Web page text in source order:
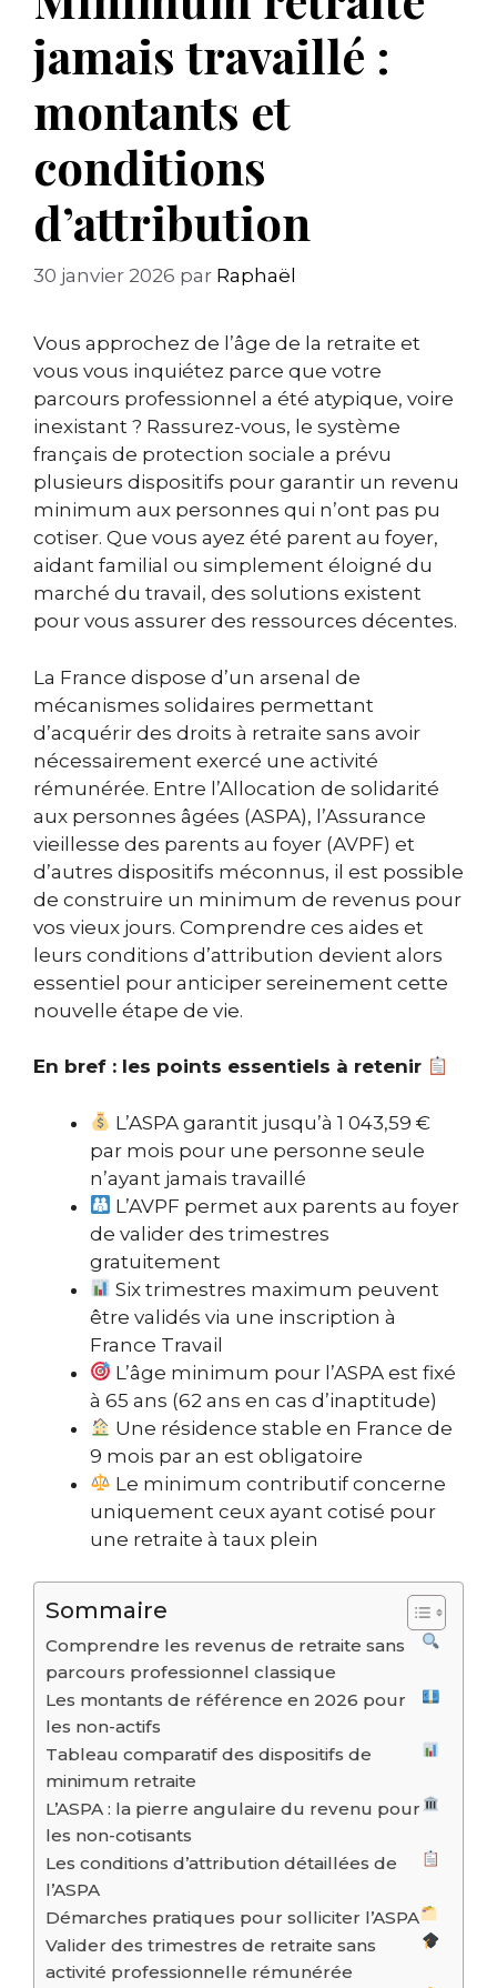
jamais travaillé :
montants et
conditions
d’attribution
30 janvier 2026 par Raphaël
Vous approchez de l’âge de la retraite et
vous vous inquiétez parce que votre
parcours professionnel a été atypique, voire
inexistant ? Rassurez-vous, le système
français de protection sociale a prévu
plusieurs dispositifs pour garantir un revenu
minimum aux personnes qui n’ont pas pu
cotiser. Que vous ayez été parent au foyer,
aidant familial ou simplement éloigné du
marché du travail, des solutions existent
pour vous assurer des ressources décentes.
La France dispose d’un arsenal de
mécanismes solidaires permettant
d’acquérir des droits à retraite sans avoir
nécessairement exercé une activité
rémunérée. Entre l’Allocation de solidarité
aux personnes âgées (ASPA), l’Assurance
vieillesse des parents au foyer (AVPF) et
d’autres dispositifs méconnus, il est possible
de construire un minimum de revenus pour
vos vieux jours. Comprendre ces aides et
leurs conditions d’attribution devient alors
essentiel pour anticiper sereinement cette
nouvelle étape de vie.
En bref : les points essentiels à retenir
L’ASPA garantit jusqu’à 1 043,59 €
par mois pour une personne seule
n’ayant jamais travaillé
L’AVPF permet aux parents au foyer
de valider des trimestres
gratuitement
Six trimestres maximum peuvent
être validés via une inscription à
France Travail
L’âge minimum pour l’ASPA est fixé
à 65 ans (62 ans en cas d’inaptitude)
Une résidence stable en France de
9 mois par an est obligatoire
Le minimum contributif concerne
uniquement ceux ayant cotisé pour
une retraite à taux plein
Sommaire
Comprendre les revenus de retraite sans
parcours professionnel classique
Les montants de référence en 2026 pour
les non-actifs
Tableau comparatif des dispositifs de
minimum retraite
L’ASPA : la pierre angulaire du revenu pour
les non-cotisants
Les conditions d’attribution détaillées de
l’ASPA
Démarches pratiques pour solliciter l’ASPA
Valider des trimestres de retraite sans
activité professionnelle rémunérée